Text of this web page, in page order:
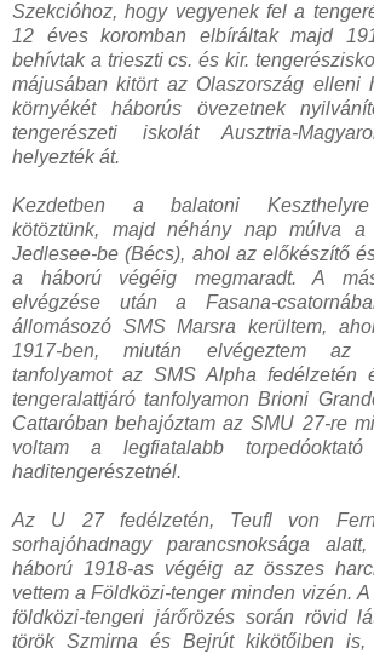
Szekcióhoz, hogy vegyenek fel a
12 éves koromban elbíráltak majd
behívtak a trieszti cs. és kir.
májusában kitört az Olaszország elleni
környékét háborús övezetnek
tengerészeti iskolát Ausztria-
helyezték át.
Kezdetben a balatoni Keszthelyre
kötöztünk, majd néhány nap múlva
Jedlesee-be (Bécs), ahol az előkészítő
a háború végéig megmaradt. A
elvégzése után a Fasana-
állomásozó SMS Marsra kerültem,
1917-ben, miután elvégeztem az
tanfolyamot az SMS Alpha fedélzetén
tengeralattjáró tanfolyamon Brioni
Cattaróban behajóztam az SMU 27-re
voltam a legfiatalabb
haditengerészetnél.
Az U 27 fedélzetén, Teufl von
sorhajóhadnagy parancsnoksága
háború 1918-as végéig az összes
vettem a Földközi-tenger minden vizén.
földközi-tengeri járőrözés során rövid
török Szmirna és Bejrút kikötőiben